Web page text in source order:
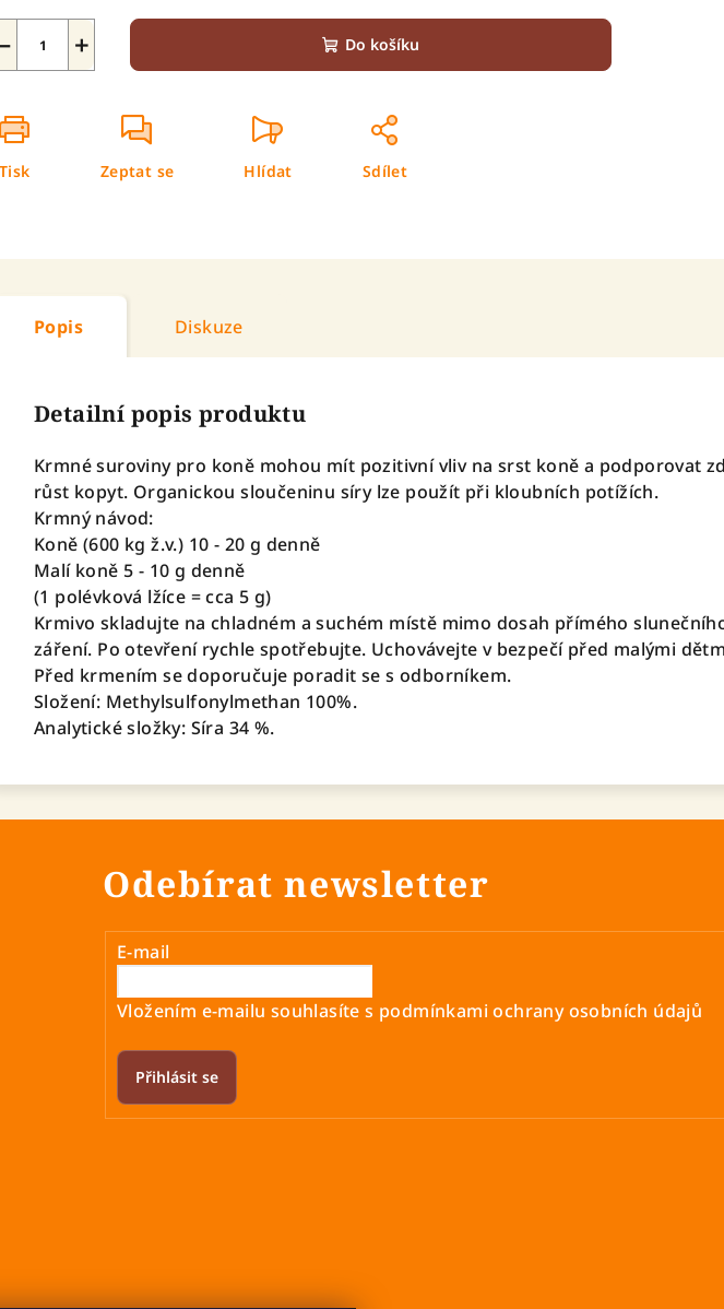
+ Do košíku
Tisk Zeptat se Hlídat Sdílet
Popis Diskuze
Detailní popis produktu
Krmné suroviny pro koně mohou mít pozitivní vliv na srst koně a podporovat
růst kopyt. Organickou sloučeninu síry lze použít při kloubních potížích.
Krmný návod:
Koně (600 kg ž.v.) 10 - 20 g denně
Malí koně 5 - 10 g denně
(1 polévková lžíce = cca 5 g)
Krmivo skladujte na chladném a suchém místě mimo dosah přímého
záření. Po otevření rychle spotřebujte. Uchovávejte v bezpečí před malými
Před krmením se doporučuje poradit se s odborníkem.
Složení: Methylsulfonylmethan 100%.
Analytické složky: Síra 34 %.
Odebírat newsletter
E-mail
Vložením e-mailu souhlasíte s podmínkami ochrany osobních údajů
Přihlásit se